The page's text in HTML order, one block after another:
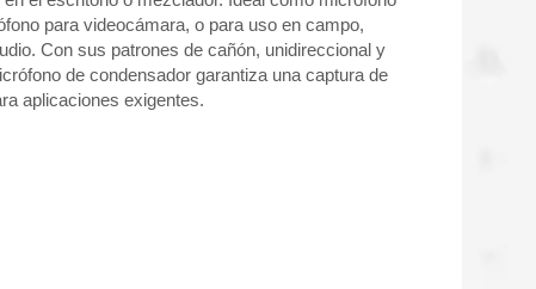
Auriculares de comunicación
para videocámara, o para uso en campo,
Con sus patrones de cañón, unidireccional y
de condensador garantiza una captura de
aplicaciones exigentes.